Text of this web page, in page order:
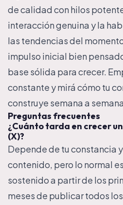
de calidad con hilos
interacción genuina y la
las tendencias del
impulso inicial bien
base sólida para crecer.
constante y mirá cómo tu
construye semana a
Preguntas frecuentes
¿Cuánto tarda en crecer
(X)?
Depende de tu constancia
contenido, pero lo normal
sostenido a partir de los
meses de publicar todos